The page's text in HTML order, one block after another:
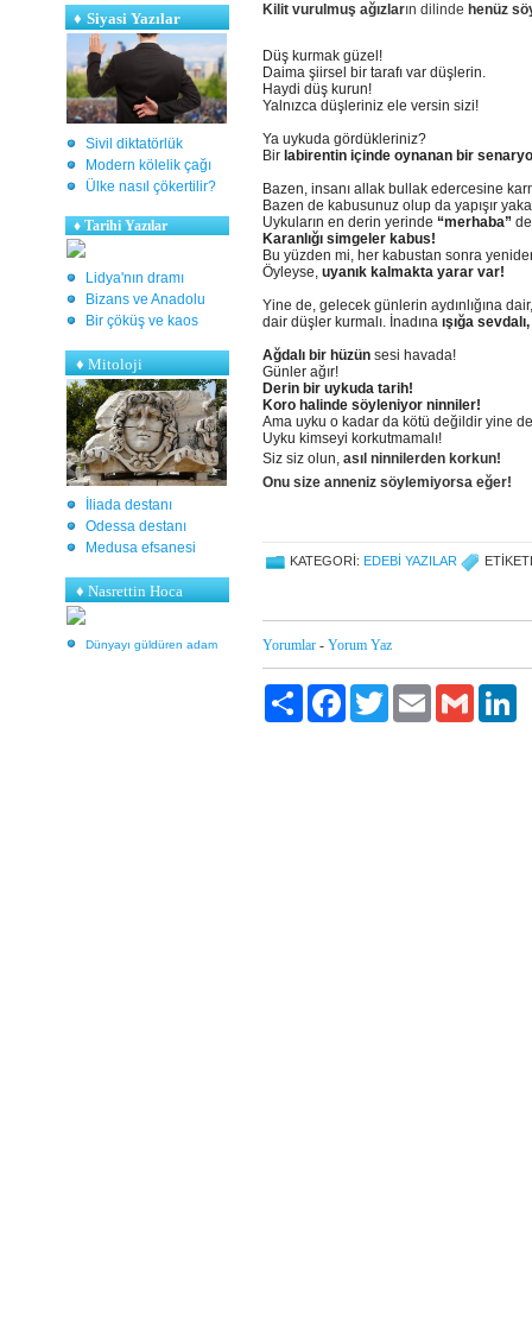
♦ Siyasi Yazılar
Sivil diktatörlük
Modern kölelik çağı
Ülke nasıl çökertilir?
♦ Tarihi Yazılar
Lidya'nın dramı
Bizans ve Anadolu
Bir çöküş ve kaos
♦Mitoloji
İliada destanı
Odessa destanı
Medusa efsanesi
♦ Nasrettin Hoca
Dünyayı güldüren adam
Kilit vurulmuş ağızların dilinde henüz
Düş kurmak güzel!
Daima şiirsel bir tarafı var düşlerin.
Haydi düş kurun!
Yalnızca düşleriniz ele versin sizi!
Ya uykuda gördükleriniz?
Bir labirentin içinde oynanan bir senaryo
Bazen, insanı allak bullak edercesine
Bazen de kabusunuz olup da yapışır
Uykuların en derin yerinde “merhaba”
Karanlığı simgeler kabus!
Bu yüzden mi, her kabustan sonra
Öyleyse, uyanık kalmakta yarar var!
Yine de, gelecek günlerin aydınlığına
dair düşler kurmalı. İnadına ışığa sevdalı,
Ağdalı bir hüzün sesi havada!
Günler ağır!
Derin bir uykuda tarih!
Koro halinde söyleniyor ninniler!
Ama uyku o kadar da kötü değildir yine
Uyku kimseyi korkutmamalı!
Siz siz olun, asıl ninnilerden korkun!
Onu size anneniz söylemiyorsa eğer!
KATEGORI: EDEBI YAZILAR
Yorumlar - Yorum Yaz
Paylaş FacebookTwitter Email Gmail